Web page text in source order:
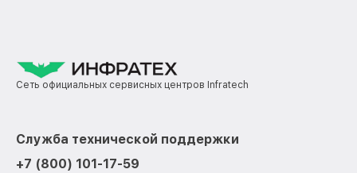
Сеть официальных сервисных центров Infratech
Служба технической поддержки
+7 (800) 101-17-59